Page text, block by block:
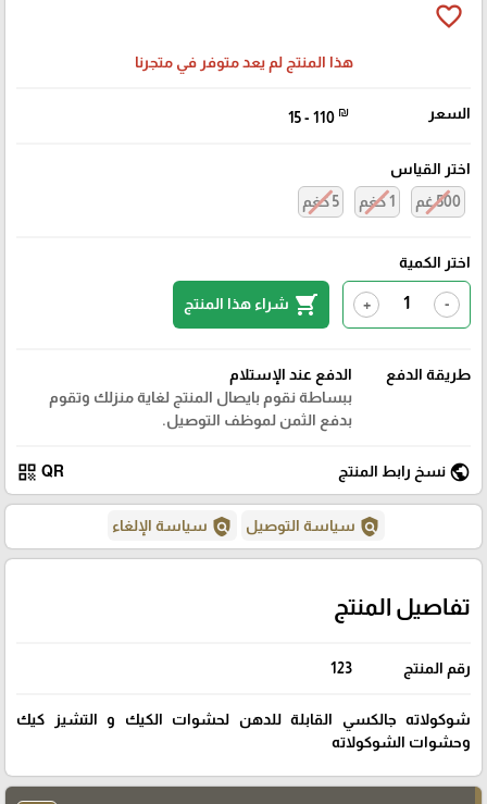
favorite_border
هذا المنتج لم يعد متوفر في متجرنا
السعر 15 - 110 ₪
اختر القياس
500 غم
1 كغم 5 كغم
اختر الكمية
-
+
shopping_cart شراء هذا المنتج
طريقة الدفع
الدفع عند الإستلام
ببساطة نقوم بايصال المنتج لغاية منزلك وتقوم
بدفع الثمن لموظف التوصيل.
public نسخ رابط المنتج QR
qr_code
policy سياسة التوصيل policy سياسة الإلغاء
تفاصيل المنتج
رقم المنتج 123
شوكولاته جالكسي القابلة للدهن لحشوات الكيك و التشيز كيك
وحشوات الشوكولاته